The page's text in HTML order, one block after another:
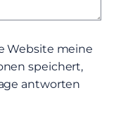
Website meine
speichert,
antworten